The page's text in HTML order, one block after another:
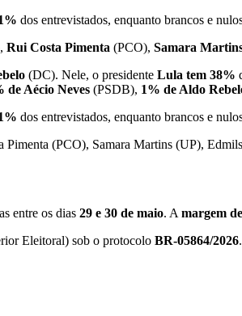
dos entrevistados, enquanto brancos e
Rui Costa Pimenta (PCO), Samara
(DC). Nele, o presidente Lula tem 38%
de Aécio Neves (PSDB), 1% de Aldo
dos entrevistados, enquanto brancos e
(PCO), Samara Martins (UP),
entre os dias 29 e 30 de maio. A margem
Eleitoral) sob o protocolo BR-05864/2026.